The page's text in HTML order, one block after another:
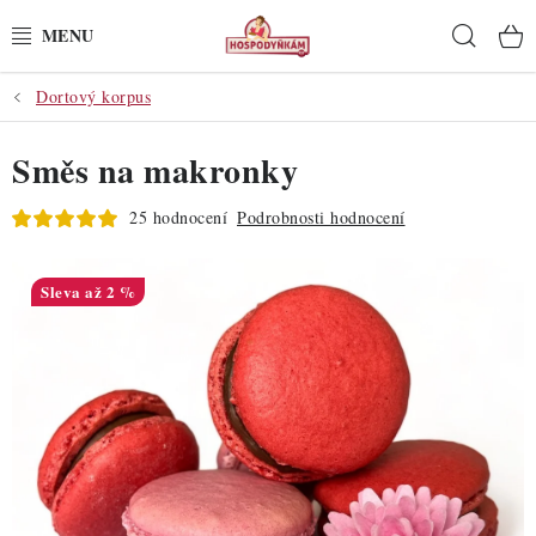
na
POTŘEBY
POMŮCKY
SUROVINY
DEKORACE
DO KUCHYNĚ
POCHUTINY
Dortový korpus
Směs na makronky
25 hodnocení Podrobnosti hodnocení
až 2 %